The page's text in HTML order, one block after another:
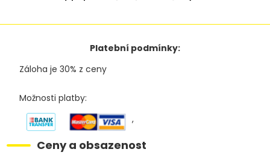
Platební podmínky:
Záloha je 30% z ceny
Možnosti platby:
,
Ceny a obsazenost